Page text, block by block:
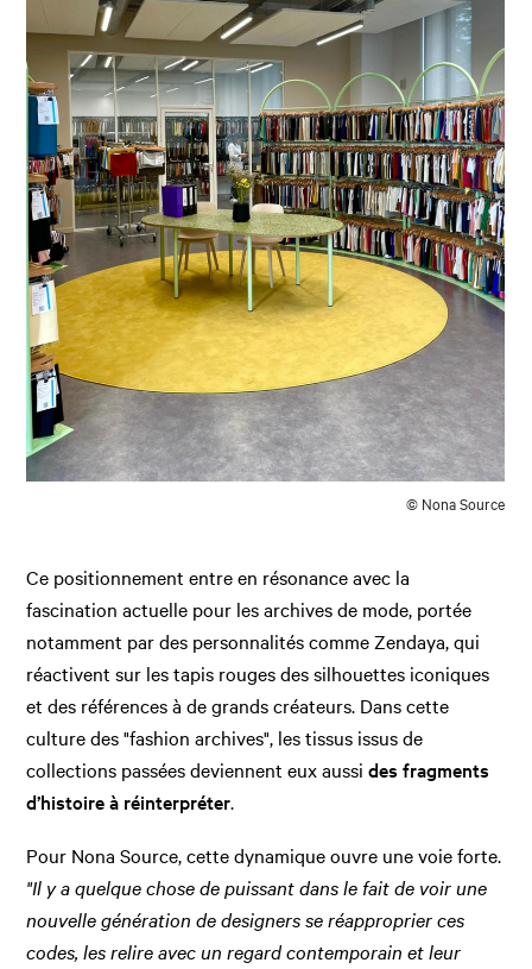
© Nona Source
Ce positionnement entre en résonance avec la
fascination actuelle pour les archives de mode, portée
notamment par des personnalités comme Zendaya, qui
réactivent sur les tapis rouges des silhouettes iconiques
et des références à de grands créateurs. Dans cette
culture des "fashion archives", les tissus issus de
collections passées deviennent eux aussides fragments
d’histoire à réinterpréter.
Pour Nona Source, cette dynamique ouvre une voie forte.
"Il y a quelque chose de puissant dans le fait de voir une
nouvelle génération de designers se réapproprier ces
codes, les relire avec un regard contemporain et leur